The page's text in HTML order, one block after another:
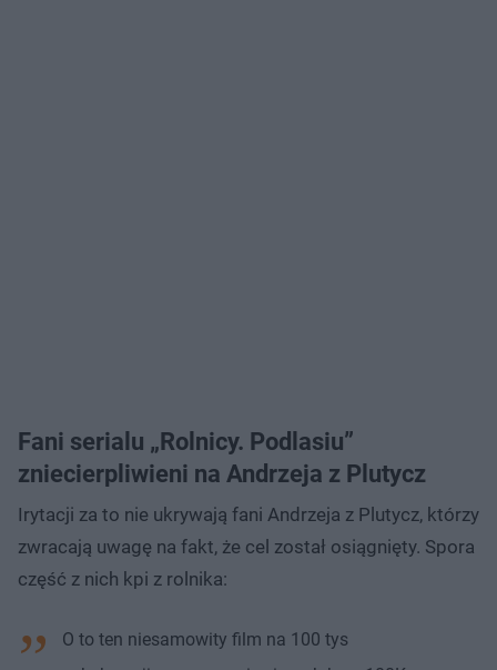
Fani serialu „Rolnicy. Podlasiu”
zniecierpliwieni na Andrzeja z Plutycz
Irytacji za to nie ukrywają fani Andrzeja z Plutycz, którzy
zwracają uwagę na fakt, że cel został osiągnięty. Spora
część z nich kpi z rolnika:
O to ten niesamowity film na 100 tys